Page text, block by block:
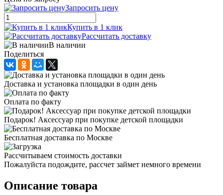
Запросить цену
Купить в 1 клик
Рассчитать доставку
В наличии
Поделиться
Доставка и установка площадки в один день
Оплата по факту
Подарок! Аксессуар при покупке детской площадки
Бесплатная доставка по Москве
Рассчитываем стоимость доставки
Пожалуйста подождите, рассчет займет немного времени
Описание товара